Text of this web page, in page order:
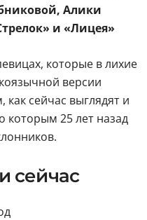
Алики
и «Лицея»
которые в лихие
версии
сейчас выглядят и
которым 25 лет назад
сейчас